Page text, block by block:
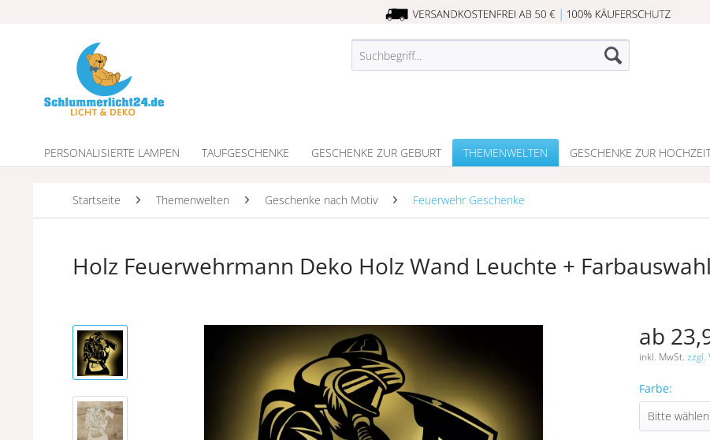
PERSONALISIERTE LAMPEN TAUFGESCHENKE GESCHENKE ZUR GEBURT THEMENWELTEN GESCHENKE ZUR
Startseite Themenwelten Geschenke nach Motiv Feuerwehr Geschenke
Holz Feuerwehrmann Deko Holz Wand Leuchte + Farbauswahl
ab
inkl. MwSt.zzgl.
Farbe: